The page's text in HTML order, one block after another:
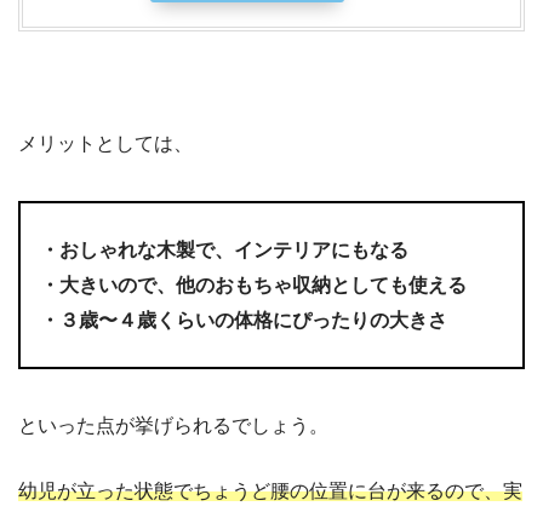
メリットとしては、
・おしゃれな木製で、インテリアにもなる
・大きいので、他のおもちゃ収納としても使える
・３歳〜４歳くらいの体格にぴったりの大きさ
といった点が挙げられるでしょう。
幼児が立った状態でちょうど腰の位置に台が来るので、実